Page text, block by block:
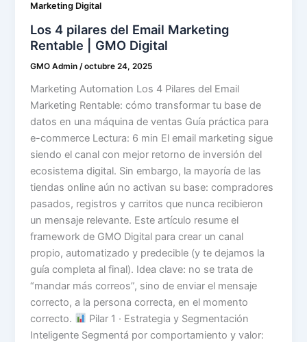
Marketing Digital
Los 4 pilares del Email Marketing
Rentable | GMO Digital
GMO Admin /octubre 24, 2025
Marketing Automation Los 4 Pilares del Email
Marketing Rentable: cómo transformar tu base de
datos en una máquina de ventas Guía práctica para
e-commerce Lectura: 6 min El email marketing sigue
siendo el canal con mejor retorno de inversión del
ecosistema digital. Sin embargo, la mayoría de las
tiendas online aún no activan su base: compradores
pasados, registros y carritos que nunca recibieron
un mensaje relevante. Este artículo resume el
framework de GMO Digital para crear un canal
propio, automatizado y predecible (y te dejamos la
guía completa al final). Idea clave: no se trata de
“mandar más correos”, sino de enviar el mensaje
correcto, a la persona correcta, en el momento
correcto.
Pilar 1 · Estrategia y Segmentación
Inteligente Segmentá por comportamiento y valor: